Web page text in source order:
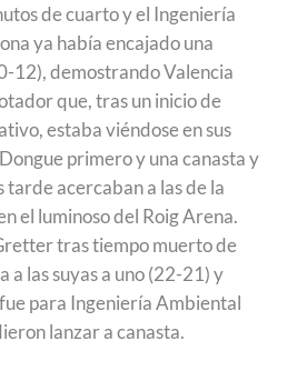
de cuarto y el Ingeniería
ya había encajado una
12), demostrando Valencia
que, tras un inicio de
estaba viéndose en sus
primero y una canasta y
tarde acercaban a las de la
el luminoso del Roig Arena.
tras tiempo muerto de
a las suyas a uno (22-21) y
para Ingeniería Ambiental
lanzar a canasta.